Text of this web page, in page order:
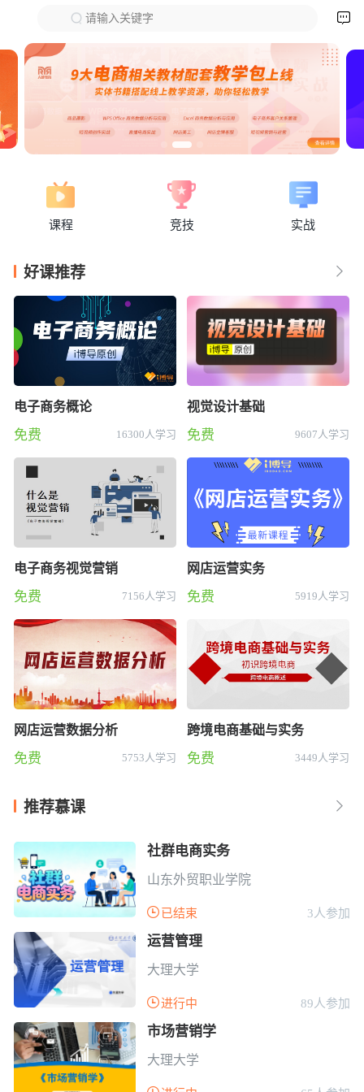
请输入关键字 
课程 竞技 实战
下拉刷新
好课推荐 
电子商务概论
免费 16300人学习
视觉设计基础
免费 9607人学习
电子商务视觉营销
免费 7156人学习
网店运营实务
免费 5919人学习
网店运营数据分析
免费 5753人学习
跨境电商基础与实务
免费 3449人学习
推荐慕课 
社群电商实务
山东外贸职业学院
 已结束 3人参加
运营管理
大理大学
进行中 89人参加
市场营销学
大理大学